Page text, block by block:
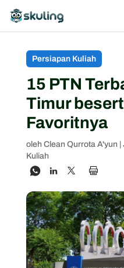
Persiapan Kuliah
15 PTN
Timur
Favoritnya
oleh Clean Qurrota A'yun
Kuliah